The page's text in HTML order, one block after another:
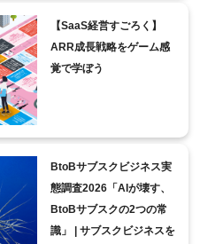
【SaaS経営すごろく】
ARR成長戦略をゲーム感
覚で学ぼう
BtoBサブスクビジネス実
態調査2026「AIが壊す、
BtoBサブスクの2つの常
識」 | サブスクビジネスを